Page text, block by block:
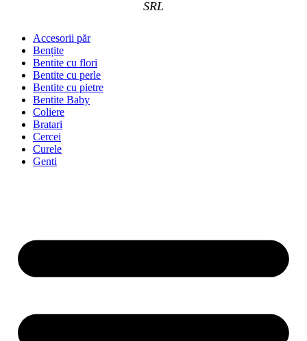
SRL
Accesorii păr
Bențite
Bentite cu flori
Bentite cu perle
Bentite cu pietre
Bentite Baby
Coliere
Bratari
Cercei
Curele
Genti